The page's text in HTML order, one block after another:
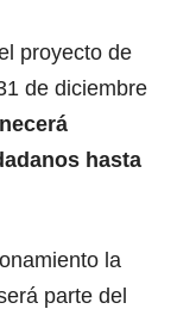
proyecto de
de diciembre
hasta
la
parte del